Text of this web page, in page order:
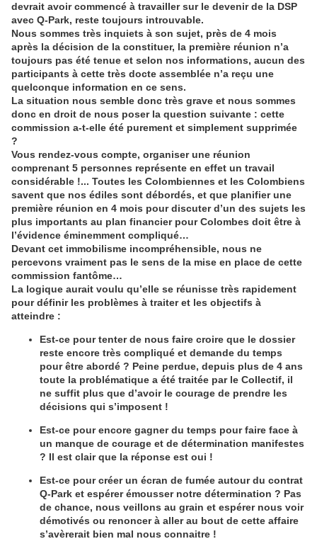
devrait avoir commencé à travailler sur le devenir de la DSP
avec Q-Park, reste toujours introuvable.
Nous sommes très inquiets à son sujet, près de 4 mois
après la décision de la constituer, la première réunion n’a
toujours pas été tenue et selon nos informations, aucun des
participants à cette très docte assemblée n’a reçu une
quelconque information en ce sens.
La situation nous semble donc très grave et nous sommes
donc en droit de nous poser la question suivante : cette
commission a-t-elle été purement et simplement supprimée
?
Vous rendez-vous compte, organiser une réunion
comprenant 5 personnes représente en effet un travail
considérable !... Toutes les Colombiennes et les Colombiens
savent que nos édiles sont débordés, et que planifier une
première réunion en 4 mois pour discuter d’un des sujets les
plus importants au plan financier pour Colombes doit être à
l’évidence éminemment compliqué…
Devant cet immobilisme incompréhensible, nous ne
percevons vraiment pas le sens de la mise en place de cette
commission fantôme…
La logique aurait voulu qu’elle se réunisse très rapidement
pour définir les problèmes à traiter et les objectifs à
atteindre :
Est-ce pour tenter de nous faire croire que le dossier
reste encore très compliqué et demande du temps
pour être abordé ? Peine perdue, depuis plus de 4 ans
toute la problématique a été traitée par le Collectif, il
ne suffit plus que d’avoir le courage de prendre les
décisions qui s’imposent !
Est-ce pour encore gagner du temps pour faire face à
un manque de courage et de détermination manifestes
? Il est clair que la réponse est oui !
Est-ce pour créer un écran de fumée autour du contrat
Q-Park et espérer émousser notre détermination ? Pas
de chance, nous veillons au grain et espérer nous voir
démotivés ou renoncer à aller au bout de cette affaire
s’avèrerait bien mal nous connaitre !